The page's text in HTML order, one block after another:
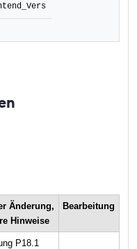
Änderung,
Hinweise
Bearbeitung
P18.1